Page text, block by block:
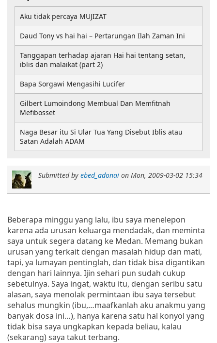
Submitted by ebed_adonai on Mon, 2009-03-02 15:34
Beberapa minggu yang lalu, ibu saya menelepon
karena ada urusan keluarga mendadak, dan meminta
saya untuk segera datang ke Medan. Memang bukan
urusan yang terkait dengan masalah hidup dan mati,
tapi, ya lumayan pentinglah, dan tidak bisa digantikan
dengan hari lainnya. Ijin sehari pun sudah cukup
sebetulnya. Saya ingat, waktu itu, dengan seribu satu
alasan, saya menolak permintaan ibu saya tersebut
sehalus mungkin (ibu,…maafkanlah aku anakmu yang
banyak dosa ini…), hanya karena satu hal konyol yang
tidak bisa saya ungkapkan kepada beliau, kalau
(sekarang) saya takut terbang.
Aku tidak percaya MUJIZAT
Daud Tony vs hai hai – Pertarungan Ilah Zaman Ini
Tanggapan terhadap ajaran Hai hai tentang setan,
iblis dan malaikat (part 2)
Bapa Sorgawi Mengasihi Lucifer
Gilbert Lumoindong Membual Dan Memfitnah
Mefibosset
Naga Besar itu Si Ular Tua Yang Disebut Iblis atau
Satan Adalah ADAM